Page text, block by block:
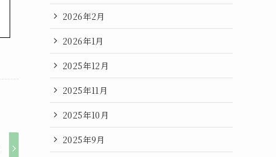
2026年2月
2026年1月
2025年12月
2025年11月
2025年10月
2025年9月